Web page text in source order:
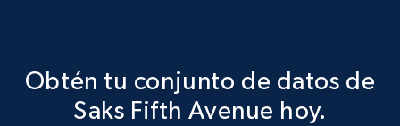
Obtén tu conjunto de datos de
Saks Fifth Avenue hoy.